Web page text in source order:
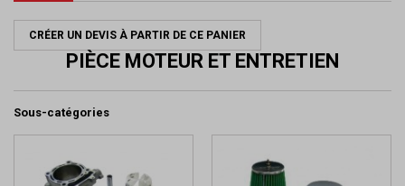
CRÉER UN DEVIS À PARTIR DE CE PANIER
PIÈCE MOTEUR ET ENTRETIEN
Sous-catégories